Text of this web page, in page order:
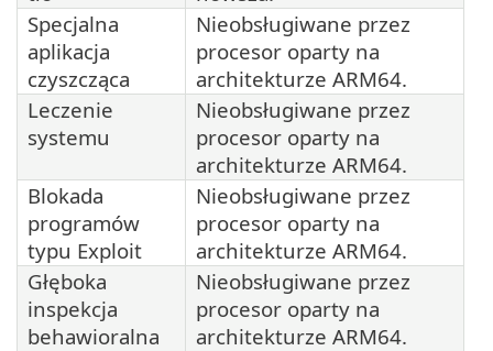
Specjalna
aplikacja
czyszcząca
Nieobsługiwane przez
procesor oparty na
architekturze ARM64.
Leczenie
systemu
Nieobsługiwane przez
procesor oparty na
architekturze ARM64.
Blokada
programów
typu Exploit
Nieobsługiwane przez
procesor oparty na
architekturze ARM64.
Głęboka
inspekcja
behawioralna
Nieobsługiwane przez
procesor oparty na
architekturze ARM64.